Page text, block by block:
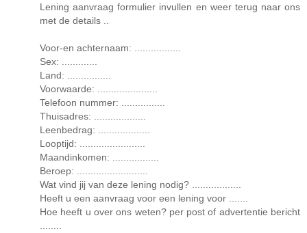
Lening aanvraag formulier invullen en weer terug naar ons
met de details ..
Voor-en achternaam: .................
Sex: .............
Land: ................
Voorwaarde: ......................
Telefoon nummer: ................
Thuisadres: ...................
Leenbedrag: ...................
Looptijd: ........................
Maandinkomen: .................
Beroep: ..........................
Wat vind jij van deze lening nodig? ..................
Heeft u een aanvraag voor een lening voor .......
Hoe heeft u over ons weten? per post of advertentie bericht